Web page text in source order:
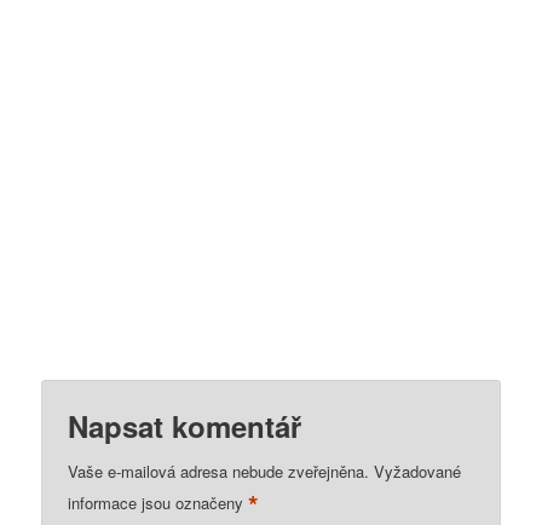
Napsat komentář
Vaše e-mailová adresa nebude zveřejněna. Vyžadované
informace jsou označeny*